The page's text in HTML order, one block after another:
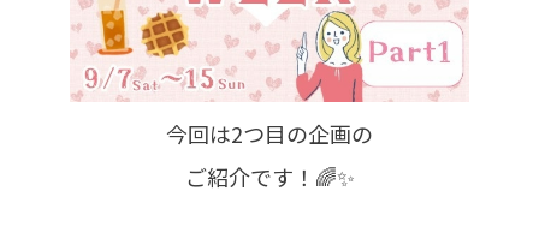
今回は2つ目の企画の
ご紹介です！🌈✨